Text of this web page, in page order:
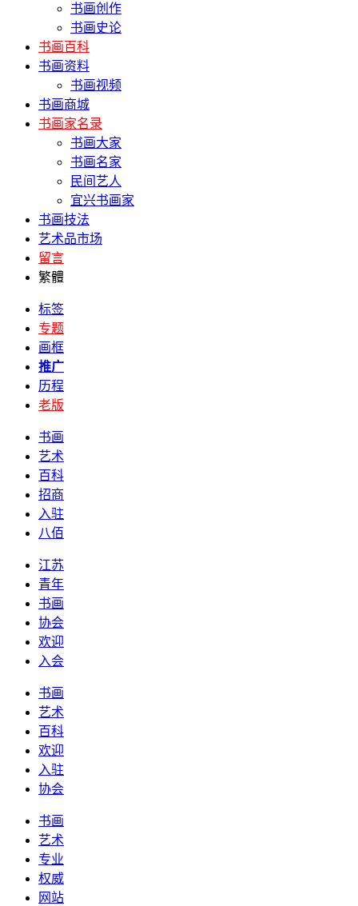
书画创作
书画史论
书画百科
书画资料
书画视频
书画商城
书画家名录
书画大家
书画名家
民间艺人
宜兴书画家
书画技法
艺术品市场
留言
繁體
标签
专题
画框
推广
历程
老版
书画
艺术
百科
招商
入驻
八佰
江苏
青年
书画
协会
欢迎
入会
书画
艺术
百科
欢迎
入驻
协会
书画
艺术
专业
权威
网站